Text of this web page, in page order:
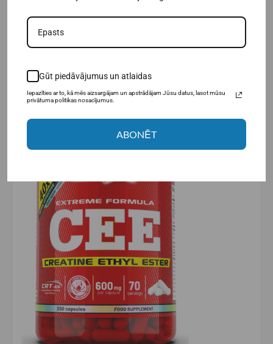
Для людей, занимающихся экстремальными
Для людей, ищущих продукцию максимально
Gūt piedāvājumus un atlaidas
Iepazīties ar to, kā mēs aizsargājam un apstrādājam Jūsu datus, lasot mūsu
privātuma politikas nosacījumus.
ABONĒT